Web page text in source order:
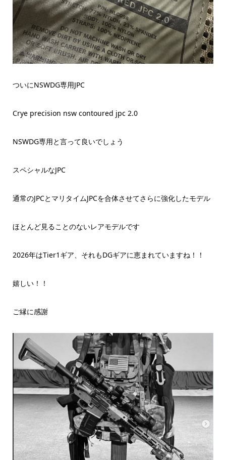
ついにNSWDG専用JPC
Crye precision nsw contoured jpc 2.0
NSWDG専用と言って良いでしょう
スペシャルなJPC
通常のJPCとマリタイムJPCを合体させてさらに強化したモデル
ほとんど見ることのないレアモデルです
2026年はTier1ギア、それもDGギアに恵まれていますね！！
嬉しい！！
ご縁に感謝